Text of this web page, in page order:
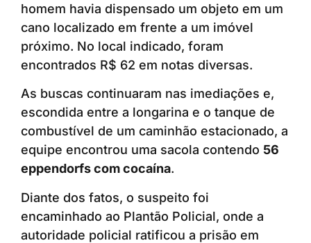
homem havia dispensado um objeto em um
cano localizado em frente a um imóvel
próximo. No local indicado, foram
encontrados R$ 62 em notas diversas.
As buscas continuaram nas imediações e,
escondida entre a longarina e o tanque de
combustível de um caminhão estacionado, a
equipe encontrou uma sacola contendo 56
eppendorfs com cocaína.
Diante dos fatos, o suspeito foi
encaminhado ao Plantão Policial, onde a
autoridade policial ratificou a prisão em